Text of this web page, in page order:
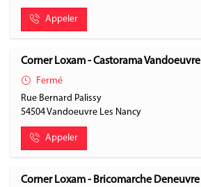
Appeler
Corner Loxam - Castorama Vandoeuvre
Fermé
Rue Bernard Palissy
54504Vandoeuvre Les Nancy
Appeler
Corner Loxam - Bricomarche Deneuvre